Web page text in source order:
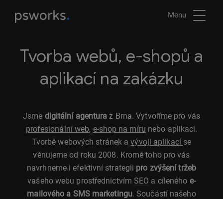
Menu
Tvorba webů, e-shopů a
aplikací na zakázku
Jsme digitální agentura z Brna. Vytvoříme pro vás
profesionální web, e-shop na míru nebo aplikaci.
Tvorbě webových stránek avývoji aplikací se
věnujeme od roku 2008. Kromě toho pro vás
navrhneme i efektivní strategii pro zvýšení tržeb
vašeho webu prostřednictvím SEO a cíleného e-
mailového a SMS marketingu. Součástí našeho